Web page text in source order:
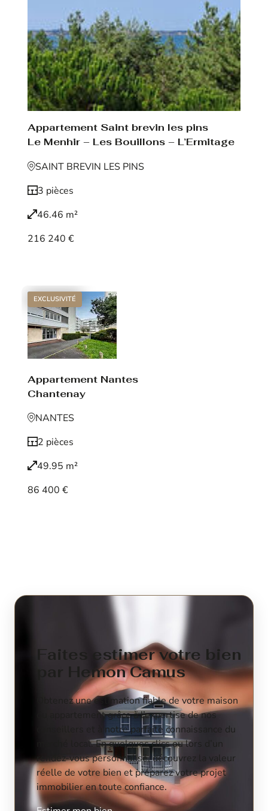
Appartement Saint brevin les pins
Le Menhir – Les Bouillons – L’Ermitage
SAINT BREVIN LES PINS
3 pièces
46.46 m²
216 240 €
EXCLUSIVITÉ
Appartement Nantes
Chantenay
NANTES
2 pièces
49.95 m²
86 400 €
Faites estimer votre bien
par Hemon Camus
Obtenez une estimation fiable de votre maison
ou appartement grâce à l’expertise de nos
conseillers et à notre parfaite connaissance du
marché local. En quelques clics ou lors d’un
rendez-vous personnalisé, découvrez la valeur
réelle de votre bien et préparez votre projet
immobilier en toute confiance.